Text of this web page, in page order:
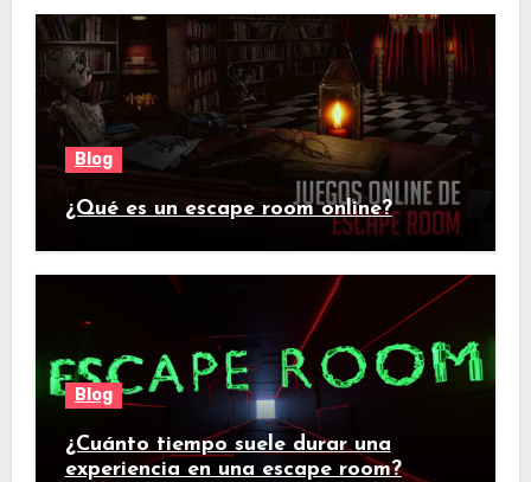
Blog
¿Qué es un escape room online?
Blog
¿Cuánto tiempo suele durar una
experiencia en una escape room?